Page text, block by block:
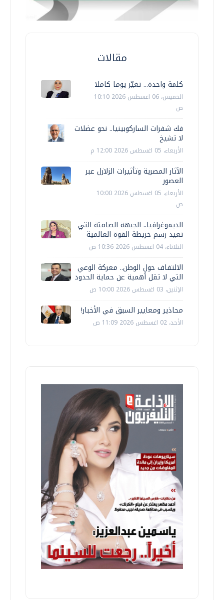
مقالات
كلمة واحدة... تغيّر يوما كاملا
الخميس، 06 اغسطس 2026 10:10
ص
فك شفرات الساركوبينيا.. نحو عضلات
لا تشيخ
الأربعاء، 05 اغسطس 2026 12:00 م
الآثار المصرية وتأثيرات الزلازل عبر
العصور
الأربعاء، 05 اغسطس 2026 10:00
ص
الديموغرافيا.. الجبهة الصامتة التي
تعيد رسم خريطة القوة العالمية
الثلاثاء، 04 اغسطس 2026 10:36 ص
الالتفاف حول الوطن.. معركة الوعي
التي لا تقل أهمية عن حماية الحدود
الإثنين، 03 اغسطس 2026 10:00 ص
محاذير ومعايير السبق في الأخبار!
الأحد، 02 اغسطس 2026 11:09 ص